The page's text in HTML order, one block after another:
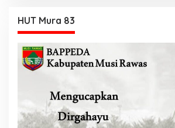
HUT Mura 83